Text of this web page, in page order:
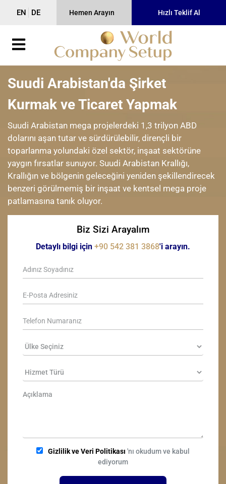
EN DE Hemen Arayın Hızlı Teklif Al
Suudi Arabistan'da Şirket
Kurmak ve Ticaret Yapmak
Suudi Arabistan mega projelerdeki 1,3 trilyon ABD
dolarını aşan tutar ve sürdürülebilir, dirençli bir
toparlanma yolundaki özel sektör, inşaat sektörüne
yaygın fırsatlar sunuyor. Suudi Arabistan Krallığı,
Krallığın ve bölgenin geleceğini yeniden şekillendirecek
benzeri görülmemiş bir inşaat ve kentsel mega proje
patlamasına tanık oluyor.
Biz Sizi Arayalım
Detaylı bilgi için +90 542 381 3868'i arayın.
Gizlilik ve Veri Politikası 'nı okudum ve kabul
ediyorum